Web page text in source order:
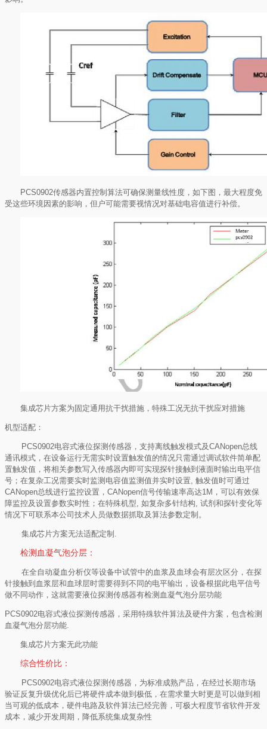
PCS0902传感器内置控制算法可确保测量线性度，如下图，最大程度免
受这些环境因素的影响，但户可能需要视情况对基础电容值进行补偿。
集成芯片方案为固定通用抗干扰措施，特殊工况无抗干扰应对措施
机型适配：
PCS0902电容式液位探测传感器，支持离线触发模式及CANopen总线
通讯模式，在设备运行无需实时设置触发值的情况只需通过调试软件简单配
置触发值，将相关参数写入传感器内即可实现探针接触到液面时输出电平信
号；在复杂工况需要实时监测电容值监测值并实时设置 触发值时可通过
CANopen总线进行监控设置， CANopen信号传输速率高达1M ，可以有效保
障监控及设置参数实时性；在特殊机型 如复杂多针结构 试剂和探针变化等
情况下可联系本公司技术人员做数据抓取及算法参数定制。
集成芯片方案无法适配定制
检测血凝气泡分层：
在全自动凝血分析仪等设备中试管中的血浆及血球会有层次区分，在探
针接触到血浆层和血球层时需要得到不同的电平输出，设备根据此电平信号
做不同动作，这就需要液位探测传感器有检测血凝气泡分层功能
PCS0902电容式液位探测传感器，采用特殊软件算法及硬件方案，包含检测
血凝气泡分层功能
集成芯片方案无此功能
综合性价比：
PCS0902电容式液位探测传感器，为标准成熟产品，在经过长期市场
验证反复升级优化后已将硬件成本做到极低，在需求量大时更是可以做到相
当可观的低成本，硬件电路及软件算法已经完善，可极大程度节省软件开发
成本，减少开发周期，降低系统集成复杂性